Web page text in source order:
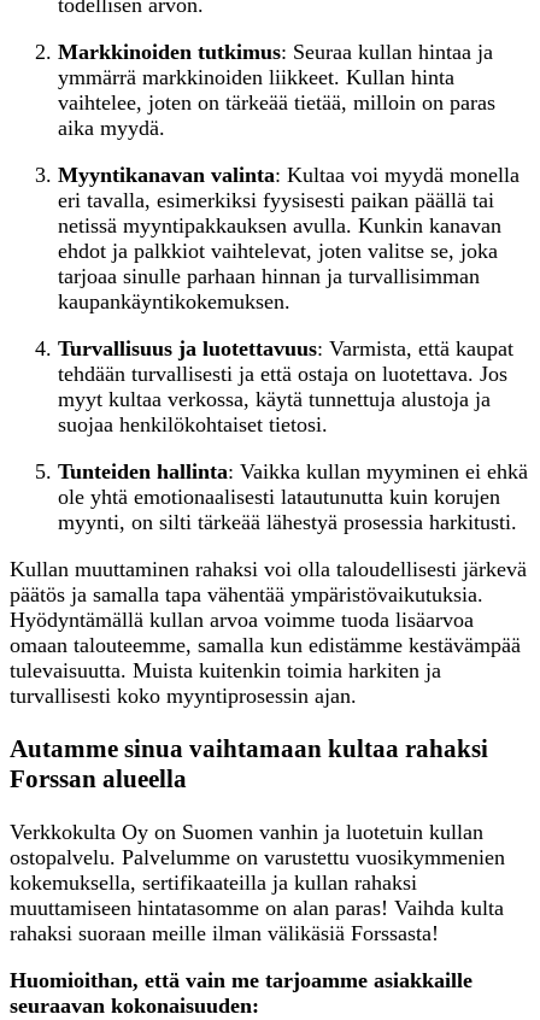
todellisen arvon.
Markkinoiden tutkimus: Seuraa kullan hintaa ja
ymmärrä markkinoiden liikkeet. Kullan hinta
vaihtelee, joten on tärkeää tietää, milloin on paras
aika myydä.
Myyntikanavan valinta: Kultaa voi myydä monella
eri tavalla, esimerkiksi fyysisesti paikan päällä tai
netissä myyntipakkauksen avulla. Kunkin kanavan
ehdot ja palkkiot vaihtelevat, joten valitse se, joka
tarjoaa sinulle parhaan hinnan ja turvallisimman
kaupankäyntikokemuksen.
Turvallisuus ja luotettavuus: Varmista, että kaupat
tehdään turvallisesti ja että ostaja on luotettava. Jos
myyt kultaa verkossa, käytä tunnettuja alustoja ja
suojaa henkilökohtaiset tietosi.
Tunteiden hallinta: Vaikka kullan myyminen ei ehkä
ole yhtä emotionaalisesti latautunutta kuin korujen
myynti, on silti tärkeää lähestyä prosessia harkitusti.
Kullan muuttaminen rahaksi voi olla taloudellisesti järkevä
päätös ja samalla tapa vähentää ympäristövaikutuksia.
Hyödyntämällä kullan arvoa voimme tuoda lisäarvoa
omaan talouteemme, samalla kun edistämme kestävämpää
tulevaisuutta. Muista kuitenkin toimia harkiten ja
turvallisesti koko myyntiprosessin ajan.
Autamme sinua vaihtamaan kultaa rahaksi
Forssan alueella
Verkkokulta Oy on Suomen vanhin ja luotetuin kullan
ostopalvelu. Palvelumme on varustettu vuosikymmenien
kokemuksella, sertifikaateilla ja kullan rahaksi
muuttamiseen hintatasomme on alan paras! Vaihda kulta
rahaksi suoraan meille ilman välikäsiä Forssasta!
Huomioithan, että vain me tarjoamme asiakkaille
seuraavan kokonaisuuden: